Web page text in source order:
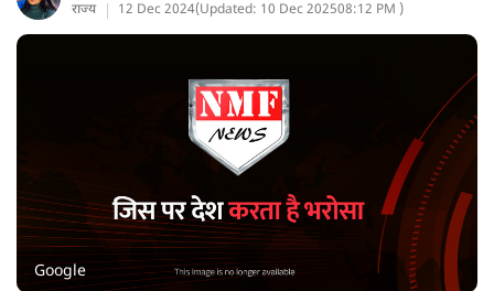
राज्य 12 Dec 2024(Updated: 10 Dec 202508:12 PM )
Google